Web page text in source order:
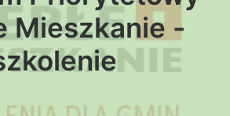
Mieszkanie -